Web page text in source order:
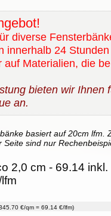
diverse
innerhalb 24
auf Materialien, die
bieten wir Ihnen
an.
basiert auf 20cm lfm.
Seite sind nur
2,0 cm - 69.14 inkl.
€/qm = 69.14 €/lfm)